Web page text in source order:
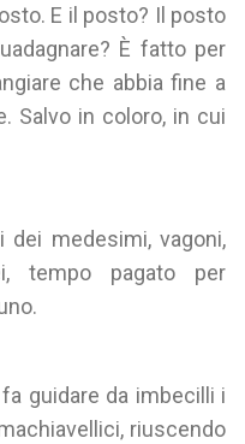
E il posto? Il posto
È fatto per
che abbia fine a
Salvo in coloro, in cui
medesimi, vagoni,
tempo pagato per
guidare da imbecilli i
riuscendo